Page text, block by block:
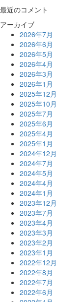
最近のコメント
アーカイブ
2026年7月
2026年6月
2026年5月
2026年4月
2026年3月
2026年1月
2025年12月
2025年10月
2025年7月
2025年6月
2025年4月
2025年1月
2024年12月
2024年7月
2024年5月
2024年4月
2024年1月
2023年12月
2023年7月
2023年4月
2023年3月
2023年2月
2023年1月
2022年12月
2022年8月
2022年7月
2022年6月